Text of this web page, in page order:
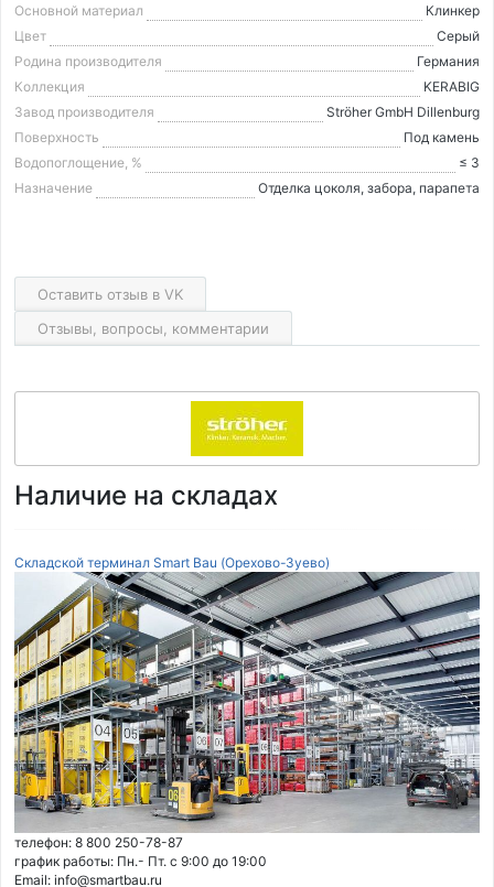
Основной материал
Клинкер
Цвет
Серый
Родина производителя
Германия
Коллекция
KERABIG
Завод производителя
Ströher GmbH Dillenburg
Поверхность
Под камень
Водопоглощение, %
≤ 3
Назначение
Отделка цоколя, забора, парапета
Оставить отзыв в VK
Отзывы, вопросы, комментарии
Наличие на складах
Складской терминал Smart Bau (Орехово-Зуево)
телефон: 8 800 250-78-87
график работы: Пн.- Пт. с 9:00 до 19:00
Email: info@smartbau.ru